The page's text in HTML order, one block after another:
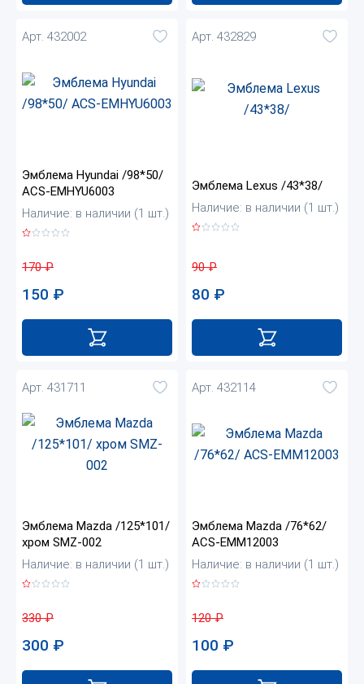
Арт. 432002
Эмблема Hyundai /98*50/
ACS-EMHYU6003
Наличие: в наличии (1 шт.)
170₽
150 ₽
Арт. 432829
Эмблема Lexus /43*38/
Наличие: в наличии (1 шт.)
90₽
80 ₽
Арт. 431711
Эмблема Mazda /125*101/
хром SMZ-002
Наличие: в наличии (1 шт.)
330₽
300 ₽
Арт. 432114
Эмблема Mazda /76*62/
ACS-EMM12003
Наличие: в наличии (1 шт.)
120₽
100 ₽